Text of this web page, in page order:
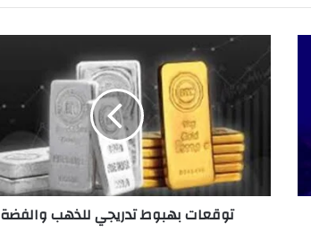
ق
ب
توقعات بهبوط تدريجي للذهب والفضة